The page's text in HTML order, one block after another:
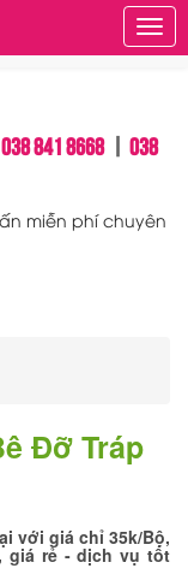
038 841 8668 | 038
miễn phí chuyên
Đỡ Tráp
với giá chỉ 35k/Bộ,
giá rẻ - dịch vụ tốt